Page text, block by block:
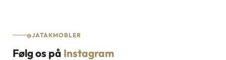
@JATAKMOBLER
Følg os på Instagram